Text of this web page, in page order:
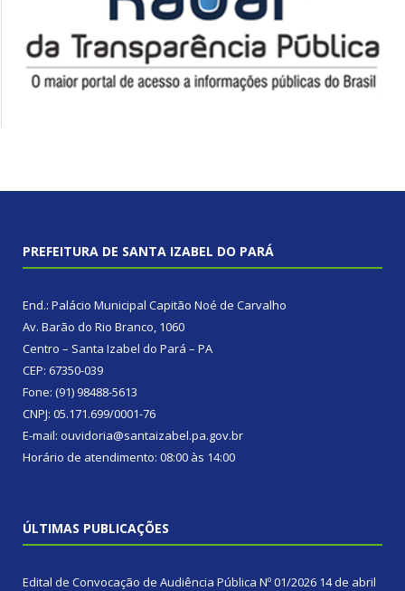
PREFEITURA DE SANTA IZABEL DO PARÁ
End.: Palácio Municipal Capitão Noé de Carvalho
Av. Barão do Rio Branco, 1060
Centro – Santa Izabel do Pará – PA
CEP: 67350-039
Fone: (91) 98488-5613
CNPJ: 05.171.699/0001-76
E-mail: ouvidoria@santaizabel.pa.gov.br
Horário de atendimento: 08:00 às 14:00
ÚLTIMAS PUBLICAÇÕES
Edital de Convocação de Audiência Pública Nº 01/2026 14 de abril